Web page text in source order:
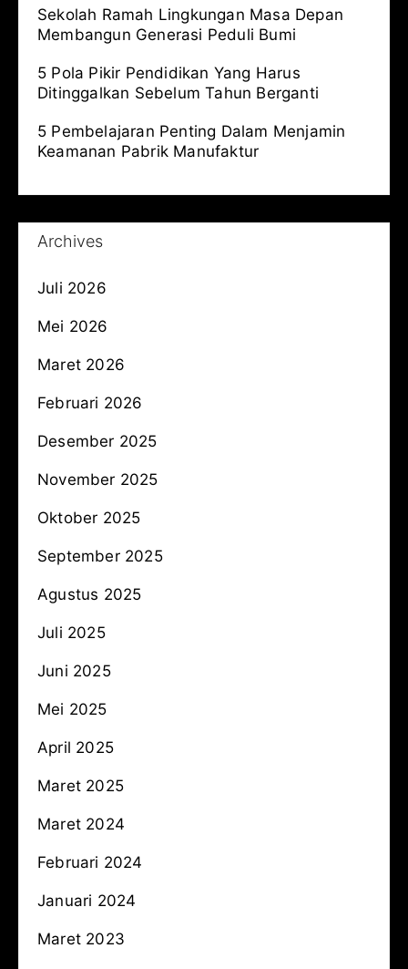
Sekolah Ramah Lingkungan Masa Depan
Membangun Generasi Peduli Bumi
5 Pola Pikir Pendidikan Yang Harus
Ditinggalkan Sebelum Tahun Berganti
5 Pembelajaran Penting Dalam Menjamin
Keamanan Pabrik Manufaktur
Archives
Juli 2026
Mei 2026
Maret 2026
Februari 2026
Desember 2025
November 2025
Oktober 2025
September 2025
Agustus 2025
Juli 2025
Juni 2025
Mei 2025
April 2025
Maret 2025
Maret 2024
Februari 2024
Januari 2024
Maret 2023